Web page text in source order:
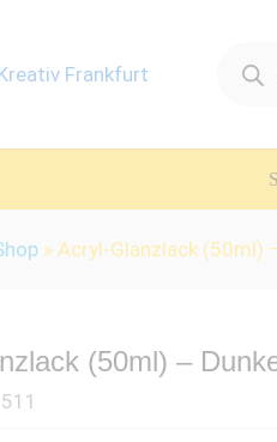
search
» Acryl-Glanzlack (50ml)
(50ml) –